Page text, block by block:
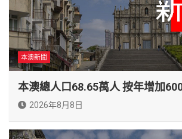
本澳新聞
本澳總人口68.65萬人 按年增加
2026年8月8日